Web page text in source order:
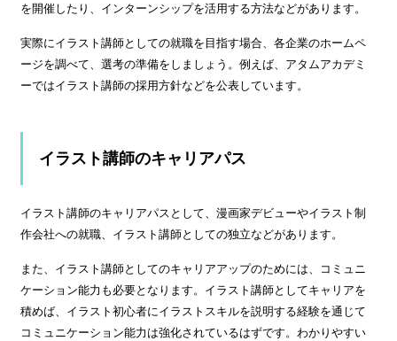
を開催したり、インターンシップを活用する方法などがあります。
実際にイラスト講師としての就職を目指す場合、各企業のホームペ
ージを調べて、選考の準備をしましょう。例えば、アタムアカデミ
ーではイラスト講師の採用方針などを公表しています。
イラスト講師のキャリアパス
イラスト講師のキャリアパスとして、漫画家デビューやイラスト制
作会社への就職、イラスト講師としての独立などがあります。
また、イラスト講師としてのキャリアアップのためには、コミュニ
ケーション能力も必要となります。イラスト講師としてキャリアを
積めば、イラスト初心者にイラストスキルを説明する経験を通じて
コミュニケーション能力は強化されているはずです。わかりやすい